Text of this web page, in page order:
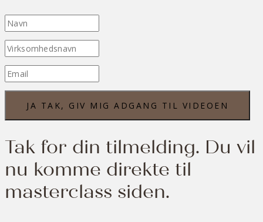
JA TAK, GIV MIG ADGANG TIL VIDEOEN
Tak for din tilmelding. Du vil
nu komme direkte til
masterclass siden.